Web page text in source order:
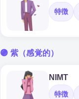
特徴
🟣 紫（感覚的）
NIMT
特徴